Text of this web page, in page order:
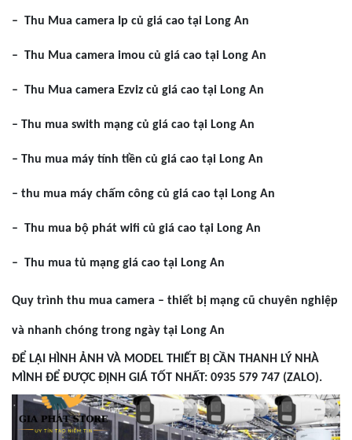
– Thu Mua camera Ip củ giá cao tại Long An
– Thu Mua camera imou củ giá cao tại Long An
– Thu Mua camera Ezviz củ giá cao tại Long An
– Thu mua swith mạng củ giá cao tại Long An
– Thu mua máy tính tiền củ giá cao tại Long An
– thu mua máy chấm công củ giá cao tại Long An
– Thu mua bộ phát wifi củ giá cao tại Long An
– Thu mua tủ mạng giá cao tại Long An
Quy trình thu mua camera – thiết bị mạng cũ chuyên nghiệp
và nhanh chóng trong ngày tại Long An
ĐỂ LẠI HÌNH ẢNH VÀ MODEL THIẾT BỊ CẦN THANH LÝ NHÀ
MÌNH ĐỂ ĐƯỢC ĐỊNH GIÁ TỐT NHẤT: 0935 579 747 (ZALO).